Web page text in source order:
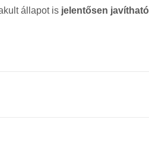
állapot is jelentősen javítható